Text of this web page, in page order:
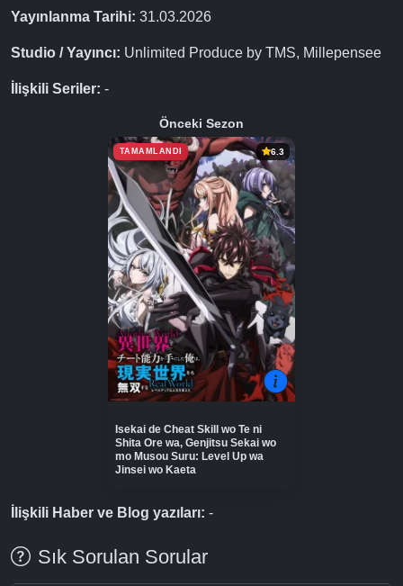
Yayınlanma Tarihi: 31.03.2026
Studio / Yayıncı: Unlimited Produce by TMS, Millepensee
İlişkili Seriler: -
Önceki Sezon
TAMAMLANDI 6.3
Isekai de Cheat Skill wo Te ni
Shita Ore wa, Genjitsu Sekai wo
mo Musou Suru: Level Up wa
Jinsei wo Kaeta
İlişkili Haber ve Blog yazıları: -
Sık Sorulan Sorular